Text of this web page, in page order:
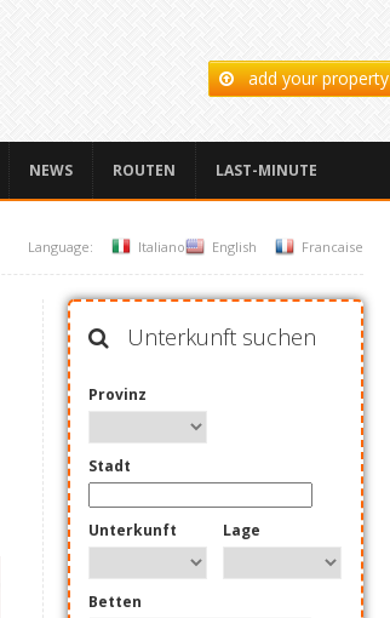
add your property
NEWS ROUTEN LAST-MINUTE
Language: Italiano English Francaise
Unterkunft suchen
Provinz
Stadt
Unterkunft Lage
Betten